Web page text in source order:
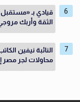
قيادي بـ
الثقة وأربك
النائبة نيفين
محاولات لجر مصر